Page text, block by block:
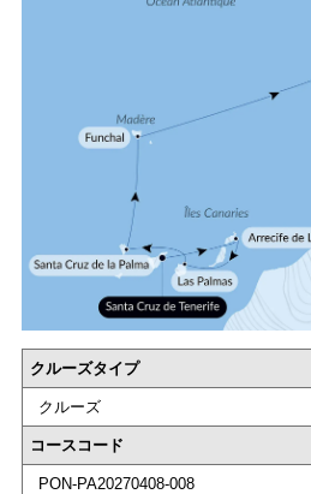
クルーズタイプ
クルーズ
コースコード
PON-PA20270408-008